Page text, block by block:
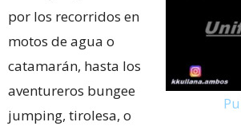
por los recorridos en
motos de agua o
catamarán, hasta los
aventureros bungee
jumping, tirolesa, o